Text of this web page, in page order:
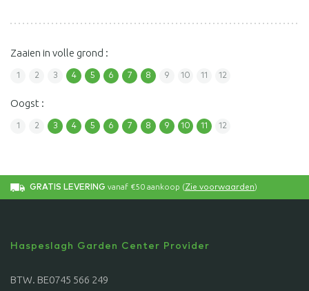
Zaaien in volle grond :
1 2 3 4 5 6 7 8 9 10 11 12
Oogst :
1 2 3 4 5 6 7 8 9 10 11 12
GRATIS LEVERING vanaf €50 aankoop (Zie voorwaarden)
Haspeslagh Garden Center Provider
BTW. BE0745 566 249